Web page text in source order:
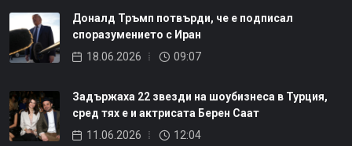
Доналд Тръмп потвърди, че е подписал
споразумението с Иран
18.06.2026
09:07
Задържаха 22 звезди на шоубизнеса в Турция,
сред тях е и актрисата Берен Саат
11.06.2026
12:04